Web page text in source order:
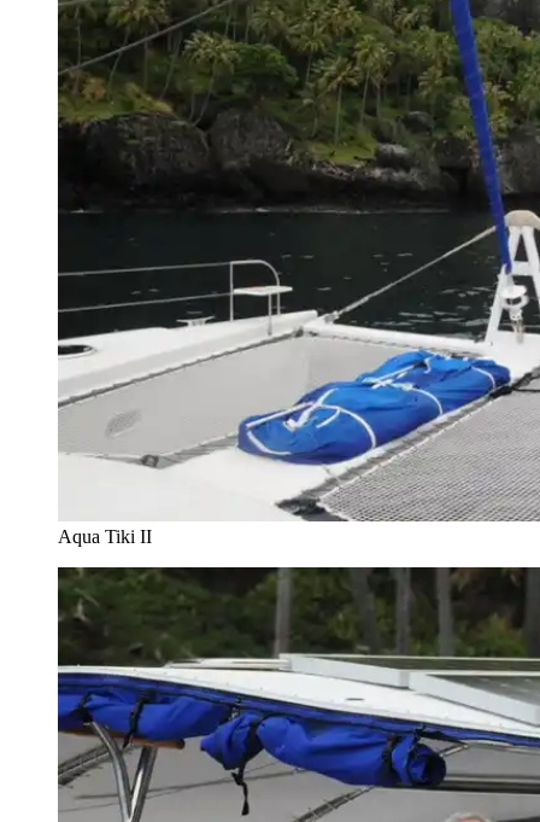
Aqua Tiki II